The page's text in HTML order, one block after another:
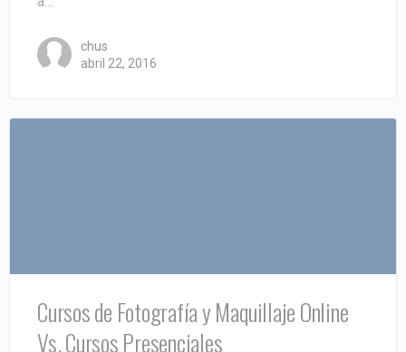
chus
abril 22, 2016
Cursos de Fotografía y Maquillaje Online
Vs. Cursos Presenciales